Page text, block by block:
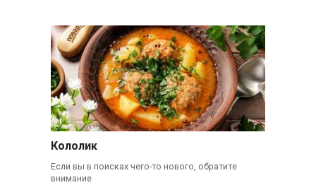
Кололик
Если вы в поисках чего-то нового, обратите
внимание